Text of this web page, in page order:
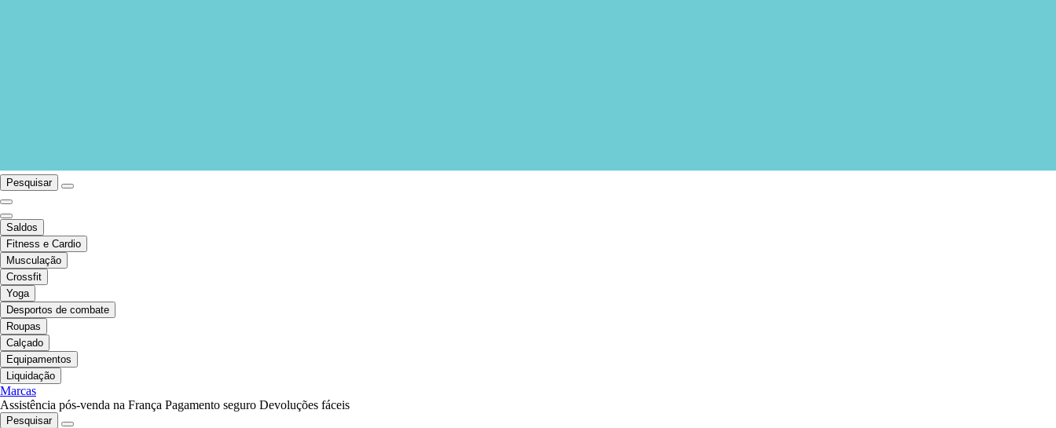
Pesquisar
Saldos
Fitness e Cardio
Musculação
Crossfit
Yoga
Desportos de combate
Roupas
Calçado
Equipamentos
Liquidação
Marcas
Assistência pós-venda na França Pagamento seguro Devoluções fáceis
Pesquisar